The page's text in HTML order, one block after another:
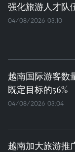
强化旅游人才队
04/08/2026 03:10
越南国际游客数
既定目标的56%
04/08/2026 03:04
越南加大旅游推